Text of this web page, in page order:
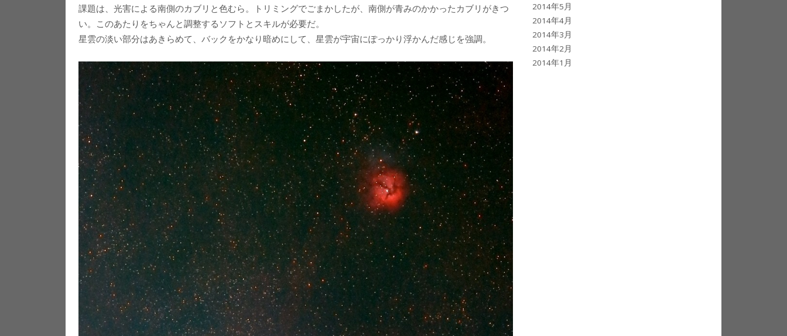
課題は、光害による南側のカブリと色むら。トリミングでごまかしたが、南側が青みのかかったカブリがきつ
い。このあたりをちゃんと調整するソフトとスキルが必要だ。
星雲の淡い部分はあきらめて、バックをかなり暗めにして、星雲が宇宙にぽっかり浮かんだ感じを強調。
2014年5月
2014年4月
2014年3月
2014年2月
2014年1月